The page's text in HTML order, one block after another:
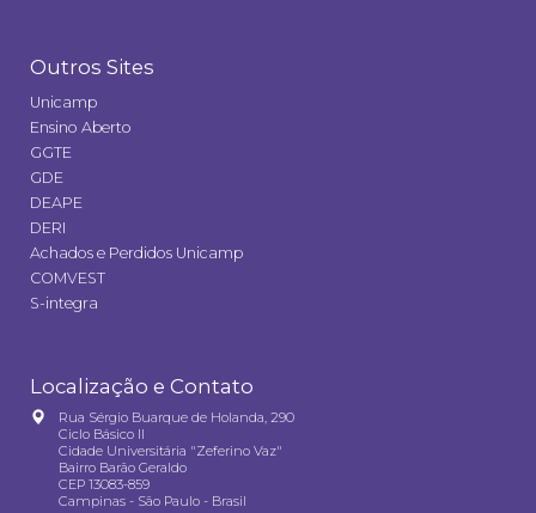
Outros Sites
Unicamp
Ensino Aberto
GGTE
GDE
DEAPE
DERI
Achados e Perdidos Unicamp
COMVEST
S-integra
Localização e Contato
Rua Sérgio Buarque de Holanda, 290
Ciclo Básico II
Cidade Universitária "Zeferino Vaz"
Bairro Barão Geraldo
CEP 13083-859
Campinas - São Paulo - Brasil